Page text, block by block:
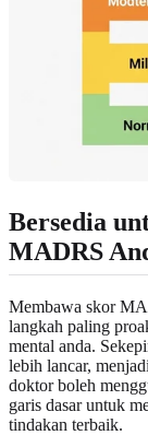
Bersedia
MADRS
Membawa skor
langkah paling
mental anda.
lebih lancar,
doktor boleh
garis dasar untuk
tindakan terbaik.